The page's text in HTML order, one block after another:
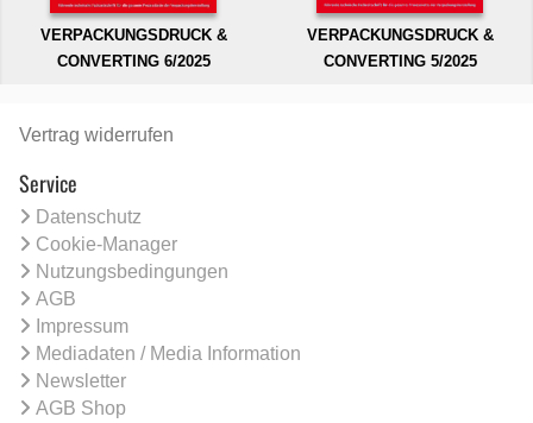
VERPACKUNGSDRUCK &
CONVERTING 6/2025
VERPACKUNGSDRUCK &
CONVERTING 5/2025
Vertrag widerrufen
Service
Datenschutz
Cookie-Manager
Nutzungsbedingungen
AGB
Impressum
Mediadaten / Media Information
Newsletter
AGB Shop